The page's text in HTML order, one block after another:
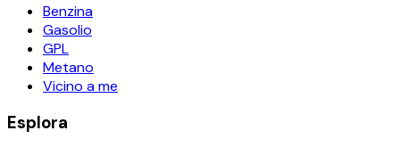
Benzina
Gasolio
GPL
Metano
Vicino a me
Esplora